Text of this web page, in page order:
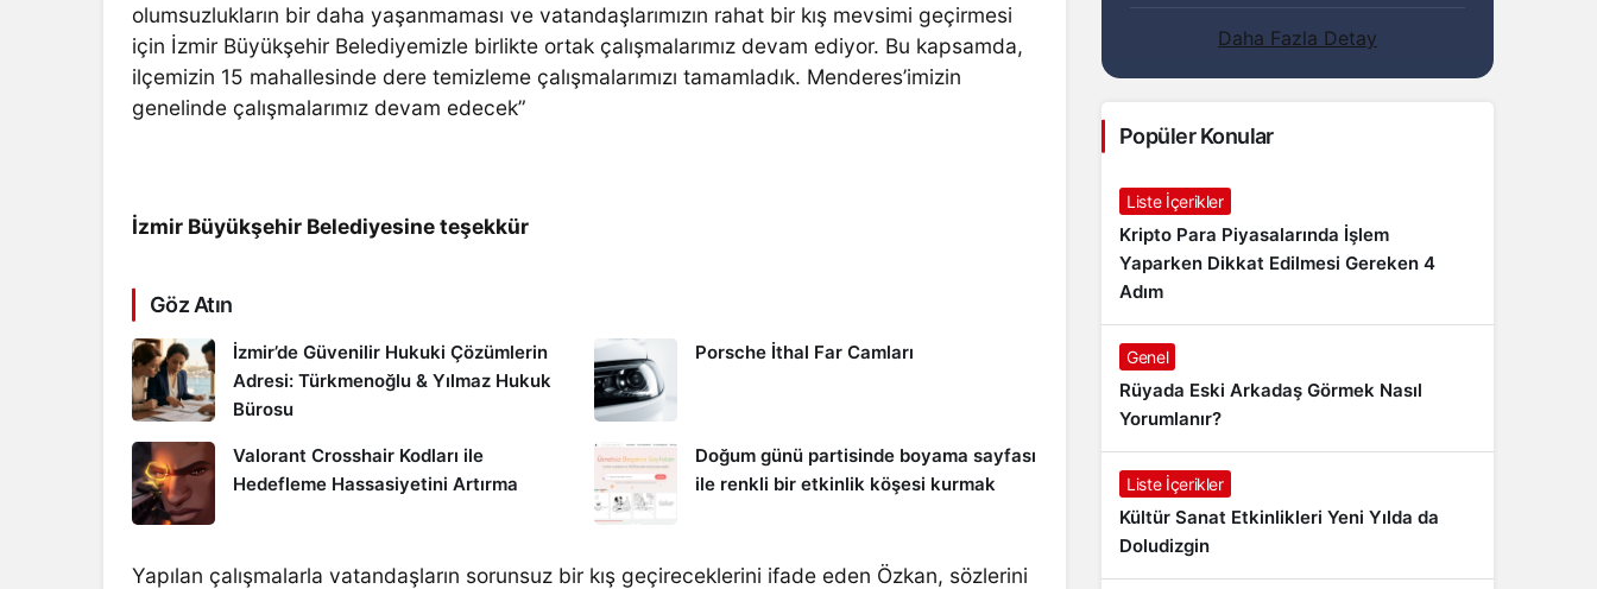
olumsuzlukların bir daha yaşanmaması ve vatandaşlarımızın rahat bir kış mevsimi geçirmesi
için İzmir Büyükşehir Belediyemizle birlikte ortak çalışmalarımız devam ediyor. Bu kapsamda,
ilçemizin 15 mahallesinde dere temizleme çalışmalarımızı tamamladık. Menderes’imizin
genelinde çalışmalarımız devam edecek”
İzmir Büyükşehir Belediyesine teşekkür
Göz Atın
İzmir’de Güvenilir Hukuki Çözümlerin
Adresi: Türkmenoğlu & Yılmaz Hukuk
Bürosu
Porsche İthal Far Camları
Valorant Crosshair Kodları ile
Hedefleme Hassasiyetini Artırma
Doğum günü partisinde boyama sayfası
ile renkli bir etkinlik köşesi kurmak
Yapılan çalışmalarla vatandaşların sorunsuz bir kış geçireceklerini ifade eden Özkan, sözlerini
Daha Fazla Detay
Popüler Konular
Liste İçerikler
Kripto Para Piyasalarında İşlem
Yaparken Dikkat Edilmesi Gereken 4
Adım
Genel
Rüyada Eski Arkadaş Görmek Nasıl
Yorumlanır?
Liste İçerikler
Kültür Sanat Etkinlikleri Yeni Yılda da
Doludizgin